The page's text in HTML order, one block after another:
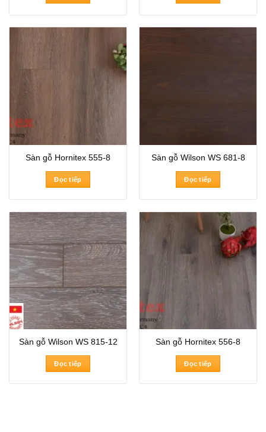
Sàn gỗ Hornitex 555-8
Đọc tiếp
Sàn gỗ Wilson WS 681-8
Đọc tiếp
Sàn gỗ Wilson WS 815-12
Đọc tiếp
Sàn gỗ Hornitex 556-8
Đọc tiếp